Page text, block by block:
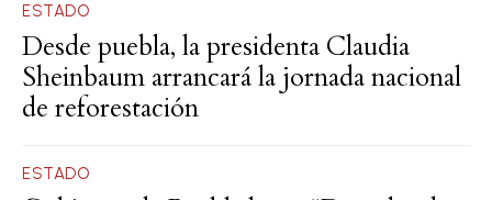
ESTADO
Desde puebla, la presidenta Claudia
Sheinbaum arrancará la jornada nacional
de reforestación
ESTADO